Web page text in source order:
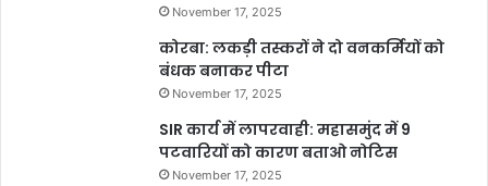
November 17, 2025
कोरबा: लकड़ी तस्करों ने दो वनकर्मियों को
बंधक बनाकर पीटा
November 17, 2025
SIR कार्य में लापरवाही: महासमुंद में 9
पटवारियों को कारण बताओ नोटिस
November 17, 2025